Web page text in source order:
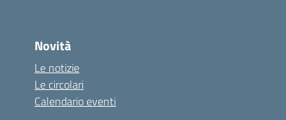
Novità
Le notizie
Le circolari
Calendario eventi